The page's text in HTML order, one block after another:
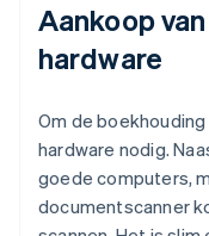
Aankoop
hardware
Om de
hardware nodig.
goede computers,
documentscanner